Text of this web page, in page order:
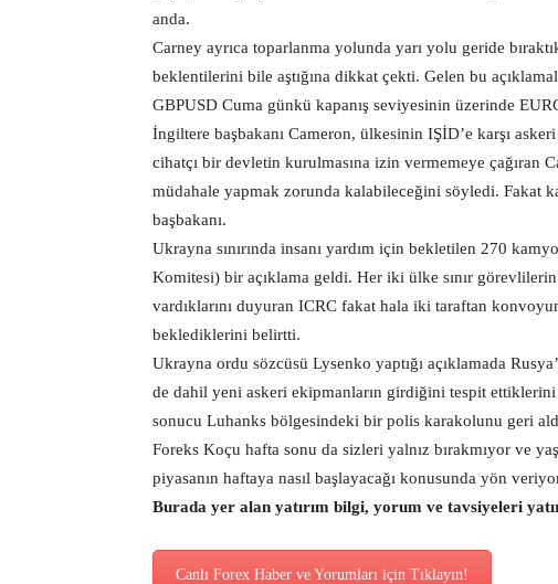
anda.
Carney ayrıca toparlanma yolunda yarı yolu geride
beklentilerini bile aştığına dikkat çekti. Gelen bu
GBPUSD Cuma günkü kapanış seviyesinin üzerinde
İngiltere başbakanı Cameron, ülkesinin IŞİD’e karşı
cihatçı bir devletin kurulmasına izin vermemeye çağıran
müdahale yapmak zorunda kalabileceğini söyledi. Fakat
başbakanı.
Ukrayna sınırında insanı yardım için bekletilen 270
Komitesi) bir açıklama geldi. Her iki ülke sınır
vardıklarını duyuran ICRC fakat hala iki taraftan
beklediklerini belirtti.
Ukrayna ordu sözcüsü Lysenko yaptığı açıklamada
de dahil yeni askeri ekipmanların girdiğini tespit ettiklerini
sonucu Luhanks bölgesindeki bir polis karakolunu geri
Foreks Koçu hafta sonu da sizleri yalnız bırakmıyor ve
piyasanın haftaya nasıl başlayacağı konusunda yön
Burada yer alan yatırım bilgi, yorum ve tavsiyeleri
Canlı Forex Haber ve Yorumları için Tıklayın!